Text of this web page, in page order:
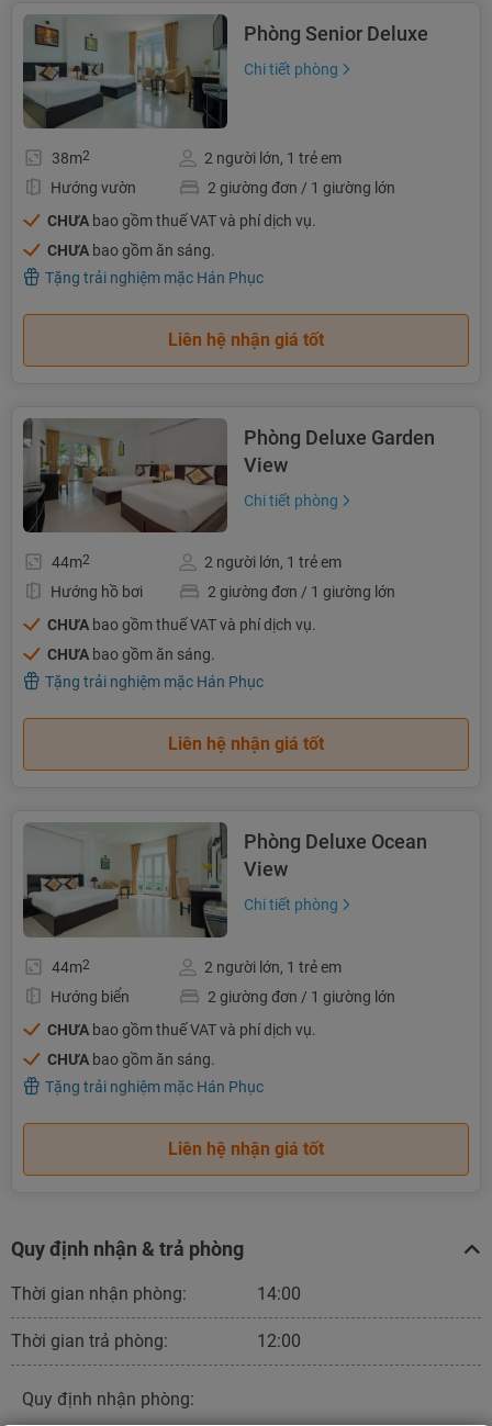
Phòng Senior Deluxe
Chi tiết phòng
38m2
2 người lớn, 1 trẻ em
Hướng vườn
2 giường đơn / 1 giường lớn
CHƯA bao gồm thuế VAT và phí dịch vụ.
CHƯA bao gồm ăn sáng.
Tặng trải nghiệm mặc Hán Phục
Liên hệ nhận giá tốt
Phòng Deluxe Garden
View
Chi tiết phòng
44m2
2 người lớn, 1 trẻ em
Hướng hồ bơi
2 giường đơn / 1 giường lớn
CHƯA bao gồm thuế VAT và phí dịch vụ.
CHƯA bao gồm ăn sáng.
Tặng trải nghiệm mặc Hán Phục
Liên hệ nhận giá tốt
Phòng Deluxe Ocean
View
Chi tiết phòng
44m2
2 người lớn, 1 trẻ em
Hướng biển
2 giường đơn / 1 giường lớn
CHƯA bao gồm thuế VAT và phí dịch vụ.
CHƯA bao gồm ăn sáng.
Tặng trải nghiệm mặc Hán Phục
Liên hệ nhận giá tốt
Quy định nhận & trả phòng
Thời gian nhận phòng: 14:00
Thời gian trả phòng: 12:00
Quy định nhận phòng: